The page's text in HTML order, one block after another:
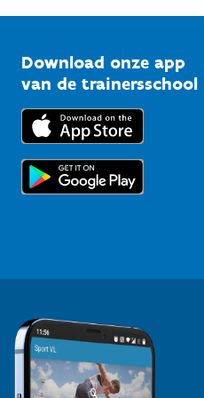
Bedrijven
Trainers en begeleiders
Topsporters
Vlaamse Trainersschool
Kennisplatform
Downloads
Voor de pers
Download onze app
van de trainersschool